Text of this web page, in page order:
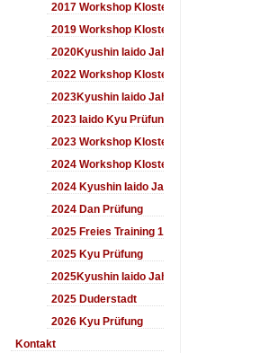
2017 Workshop Kloster Duderstadt
2019 Workshop Kloster Duderstadt
2020Kyushin Iaido Jahrestreffen
2022 Workshop Kloster Duderstadt
2023Kyushin Iaido Jahrestreffen
2023 Iaido Kyu Prüfung
2023 Workshop Kloster Duderstadt
2024 Workshop Kloster Duderstadt
2024 Kyushin Iaido Jahrestreffen
2024 Dan Prüfung
2025 Freies Training 17:00-18:00 Uhr
2025 Kyu Prüfung
2025Kyushin Iaido Jahrestreffen
2025 Duderstadt
2026 Kyu Prüfung
Kontakt